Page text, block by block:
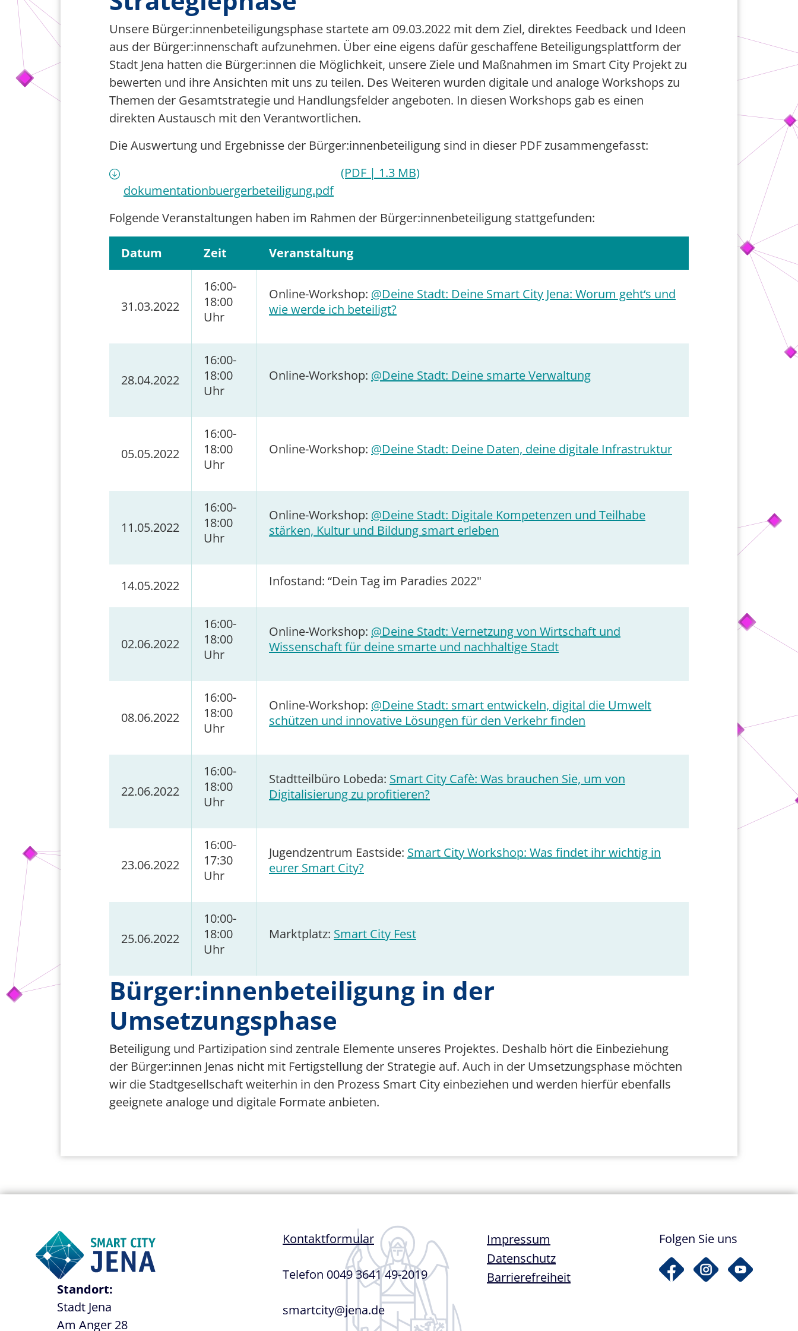
Team Smart City
Förderer
Team 5G Verkehrsvernetzung
Förderer & Partner
Unsere Bürger:innenbeteiligungsphase startete am 09.03.2022 mit dem Ziel, direktes Feedback und Ideen
aus der Bürger:innenschaft aufzunehmen. Über eine eigens dafür geschaffene Beteiligungsplattform der
Stadt Jena hatten die Bürger:innen die Möglichkeit, unsere Ziele und Maßnahmen im Smart City Projekt zu
bewerten und ihre Ansichten mit uns zu teilen. Des Weiteren wurden digitale und analoge Workshops zu
Themen der Gesamtstrategie und Handlungsfelder angeboten. In diesen Workshops gab es einen
direkten Austausch mit den Verantwortlichen.
Die Auswertung und Ergebnisse der Bürger:innenbeteiligung sind in dieser PDF zusammengefasst:
dokumentationbuergerbeteiligung.pdf
(PDF | 1.3 MB)
Folgende Veranstaltungen haben im Rahmen der Bürger:innenbeteiligung stattgefunden:
Datum Zeit Veranstaltung
31.03.2022
16:00-
18:00
Uhr
Online-Workshop: @Deine Stadt: Deine Smart City Jena: Worum geht‘s und
wie werde ich beteiligt?
28.04.2022
16:00-
18:00
Uhr
Online-Workshop: @Deine Stadt: Deine smarte Verwaltung
05.05.2022
16:00-
18:00
Uhr
Online-Workshop: @Deine Stadt: Deine Daten, deine digitale Infrastruktur
11.05.2022
16:00-
18:00
Uhr
Online-Workshop: @Deine Stadt: Digitale Kompetenzen und Teilhabe
stärken, Kultur und Bildung smart erleben
14.05.2022 Infostand: “Dein Tag im Paradies 2022"
02.06.2022
16:00-
18:00
Uhr
Online-Workshop: @Deine Stadt: Vernetzung von Wirtschaft und
Wissenschaft für deine smarte und nachhaltige Stadt
08.06.2022
16:00-
18:00
Uhr
Online-Workshop: @Deine Stadt: smart entwickeln, digital die Umwelt
schützen und innovative Lösungen für den Verkehr finden
22.06.2022
16:00-
18:00
Uhr
Stadtteilbüro Lobeda: Smart City Cafè: Was brauchen Sie, um von
Digitalisierung zu profitieren?
23.06.2022
16:00-
17:30
Uhr
Jugendzentrum Eastside: Smart City Workshop: Was findet ihr wichtig in
eurer Smart City?
25.06.2022
10:00-
18:00
Uhr
Marktplatz: Smart City Fest
Bürger:innenbeteiligung in der
Umsetzungsphase
Beteiligung und Partizipation sind zentrale Elemente unseres Projektes. Deshalb hört die Einbeziehung
der Bürger:innen Jenas nicht mit Fertigstellung der Strategie auf. Auch in der Umsetzungsphase möchten
wir die Stadtgesellschaft weiterhin in den Prozess Smart City einbeziehen und werden hierfür ebenfalls
geeignete analoge und digitale Formate anbieten.
Standort:
Stadt Jena
Am Anger 28
Kontaktformular
Telefon 0049 3641 49-2019
smartcity@jena.de
Fußzeile
Impressum
Datenschutz
Barrierefreiheit
Folgen Sie uns